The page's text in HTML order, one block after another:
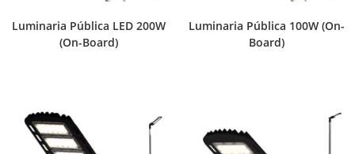
Luminaria Pública LED 200W
(On-Board)
Luminaria Pública 100W (On-
Board)